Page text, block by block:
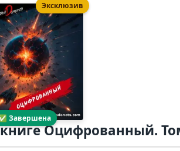
Эксклюзив
Завершена
Оцифрованный.